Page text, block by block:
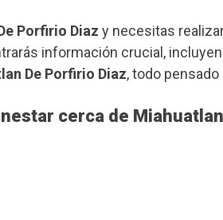
Porfirio Diaz y necesitas
información crucial,
De Porfirio Diaz, todo
cerca de